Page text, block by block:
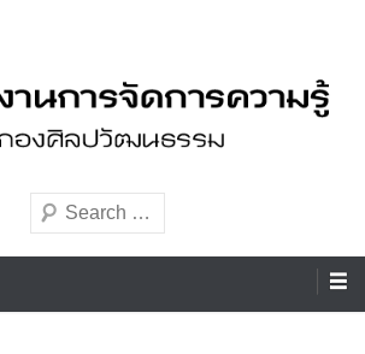
วัฒนธรรม
Search